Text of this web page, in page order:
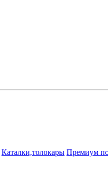
Каталки,толокары Премиум